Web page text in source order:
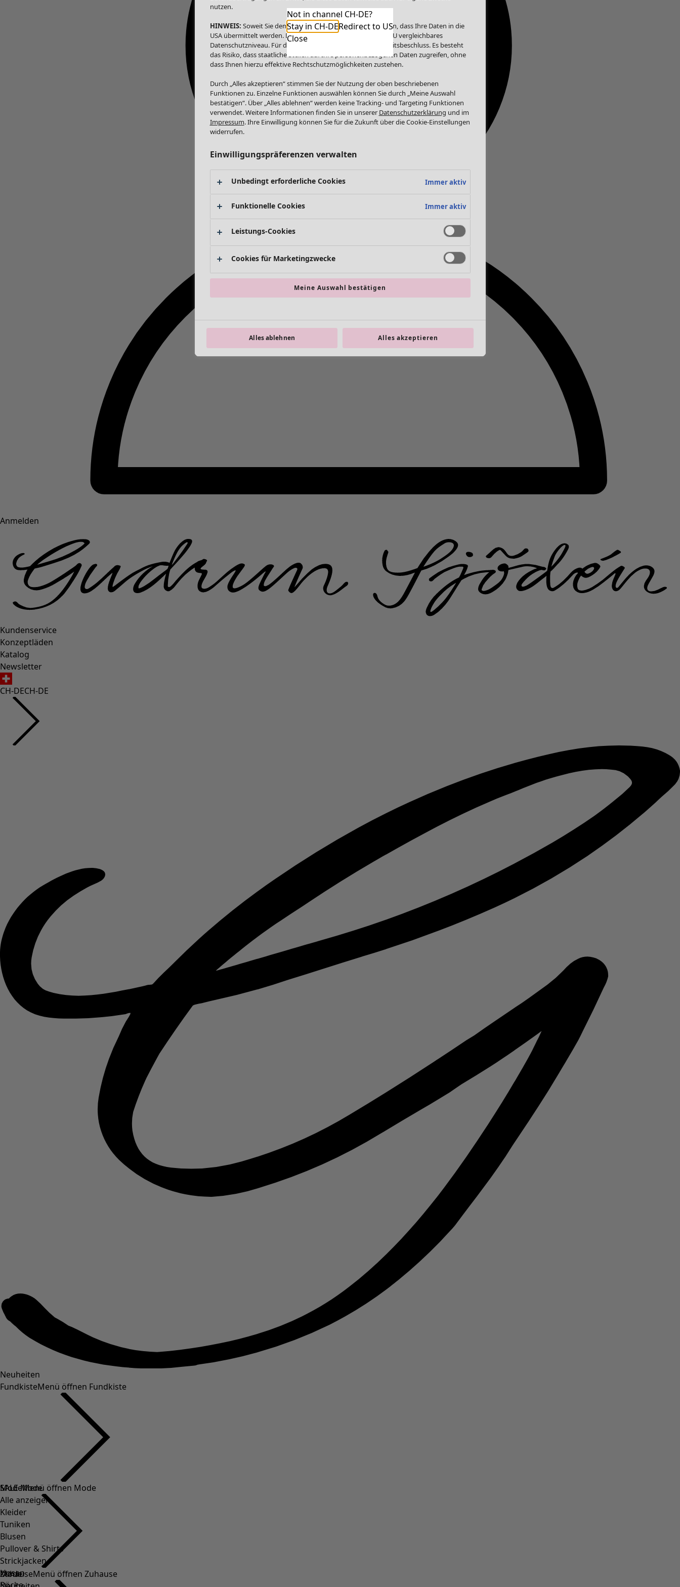
Anmelden
Kundenservice
Konzeptläden
Katalog
Newsletter
CH-DECH-DE
Neuheiten
FundkisteMenü öffnen Fundkiste
SALE Mode
Alle anzeigen
Kleider
Tuniken
Blusen
Pullover & Shirts
Strickjacken
Hosen
ModeMenü öffnen Mode
Mode
ZuhauseMenü öffnen Zuhause
Not in channel CH-DE?
Stay in CH-DERedirect to US
Close
nutzen.
HINWEIS: Soweit Sie dem zustimmen, willigen Sie zugleich ein, dass Ihre Daten in die
USA übermittelt werden. Die USA bietet kein mit dem in der EU vergleichbares
Datenschutzniveau. Für die USA besteht kein Angemessenheitsbeschluss. Es besteht
das Risiko, dass staatliche Stellen auf Ihre personenbezogenen Daten zugreifen, ohne
dass Ihnen hierzu effektive Rechtschutzmöglichkeiten zustehen.
Durch „Alles akzeptieren“ stimmen Sie der Nutzung der oben beschriebenen
Funktionen zu. Einzelne Funktionen auswählen können Sie durch „Meine Auswahl
bestätigen“. Über „Alles ablehnen“ werden keine Tracking- und Targeting Funktionen
verwendet. Weitere Informationen finden Sie in unserer Datenschutzerklärung und im
Impressum. Ihre Einwilligung können Sie für die Zukunft über die Cookie-Einstellungen
widerrufen.
Einwilligungspräferenzen verwalten
Unbedingt erforderliche Cookies Immer aktiv
Funktionelle Cookies Immer aktiv
Leistungs-Cookies
Cookies für Marketingzwecke
Meine Auswahl bestätigen
Alles ablehnen Alles akzeptieren